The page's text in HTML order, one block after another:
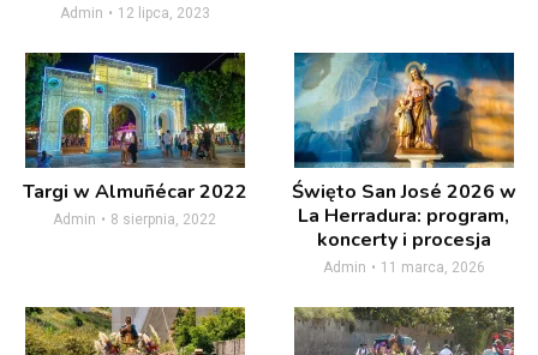
Admin 12 lipca, 2023
Targi w Almuñécar 2022
Admin 8 sierpnia, 2022
Święto San José 2026 w
La Herradura: program,
koncerty i procesja
Admin 11 marca, 2026